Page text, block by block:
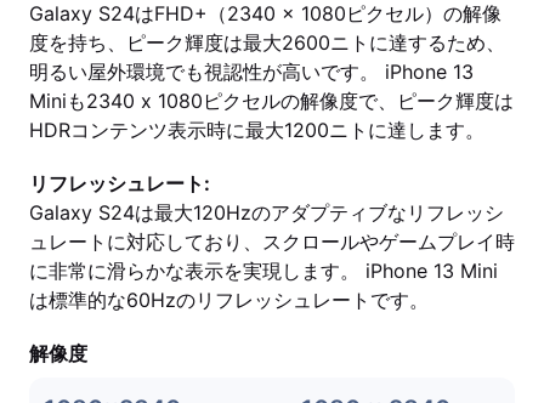
Galaxy S24はFHD+（2340 x 1080ピクセル）の解像
度を持ち、ピーク輝度は最大2600ニトに達するため、
明るい屋外環境でも視認性が高いです。 iPhone 13
Miniも2340 x 1080ピクセルの解像度で、ピーク輝度は
HDRコンテンツ表示時に最大1200ニトに達します。
リフレッシュレート:
Galaxy S24は最大120Hzのアダプティブなリフレッシ
ュレートに対応しており、スクロールやゲームプレイ時
に非常に滑らかな表示を実現します。 iPhone 13 Mini
は標準的な60Hzのリフレッシュレートです。
解像度